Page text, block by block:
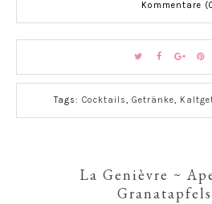
Kommentare
Tags: Cocktails, Getränke,
La Genièvre ~